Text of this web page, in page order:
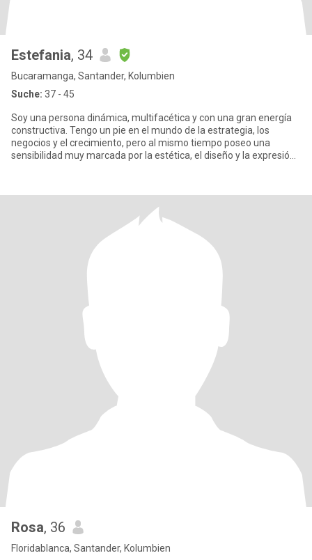
Estefania, 34
Bucaramanga, Santander, Kolumbien
Suche: 37 - 45
Soy una persona dinámica, multifacética y con una gran energía
constructiva. Tengo un pie en el mundo de la estrategia, los
negocios y el crecimiento, pero al mismo tiempo poseo una
sensibilidad muy marcada por la estética, el diseño y la expresión
Rosa, 36
Floridablanca, Santander, Kolumbien